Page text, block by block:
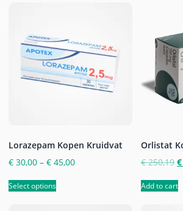
Lorazepam Kopen Kruidvat
€ 30,00 – € 45,00
Select options
Orlistat
€250,19 €
Add to cart